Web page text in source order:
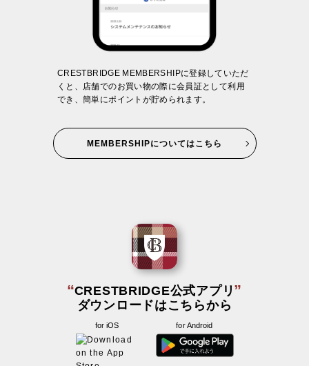
CRESTBRIDGE MEMBERSHIPに登録していただ
くと、店舗でのお買い物の際に会員証として利用
でき、簡単にポイントが貯められます。
MEMBERSHIPについてはこちら
“CRESTBRIDGE公式アプリ”
ダウンロードはこちらから
for iOS for Android